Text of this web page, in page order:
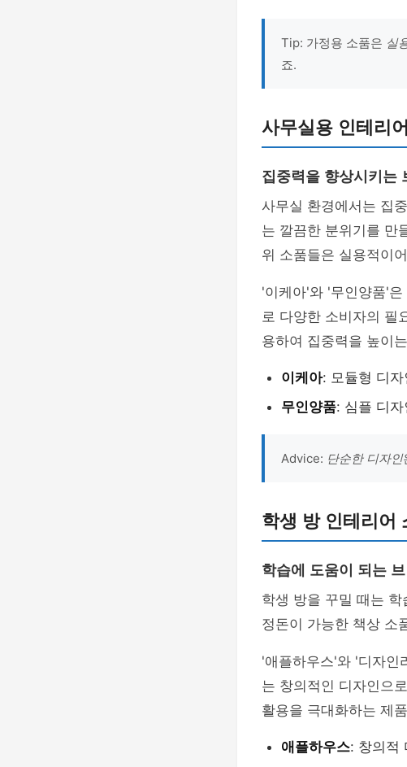
Tip: 가정용 소품은 실
죠.
사무실용 인테리
집중력을 향상시키는
사무실 환경에서는 집
는 깔끔한 분위기를 만
위 소품들은 실용적이
'이케아'와 '무인양품'
로 다양한 소비자의 필
용하여 집중력을 높이
이케아: 모듈형 디
무인양품: 심플 디
Advice: 단순한 디자인
학생 방 인테리어
학습에 도움이 되는
학생 방을 꾸밀 때는
정돈이 가능한 책상 소
'애플하우스'와 '디자인
는 창의적인 디자인으
활용을 극대화하는 제
애플하우스: 창의적